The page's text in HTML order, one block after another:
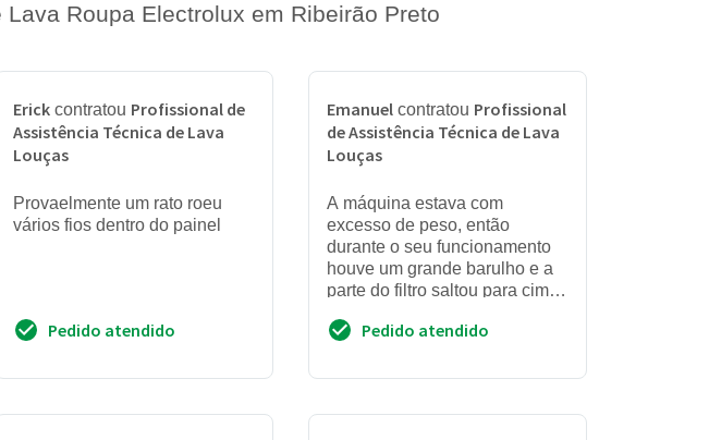
Roupa Electrolux em Ribeirão Preto
Erick contratou Profissional de
Assistência Técnica de Lava
Louças
Provaelmente um rato roeu
vários fios dentro do painel
Pedido atendido
Emanuel contratou Profissional
de Assistência Técnica de Lava
Louças
A máquina estava com
excesso de peso, então
durante o seu funcionamento
houve um grande barulho e a
parte do filtro saltou para cima.
cestinho do filtro tinha sumi...
Pedido atendido